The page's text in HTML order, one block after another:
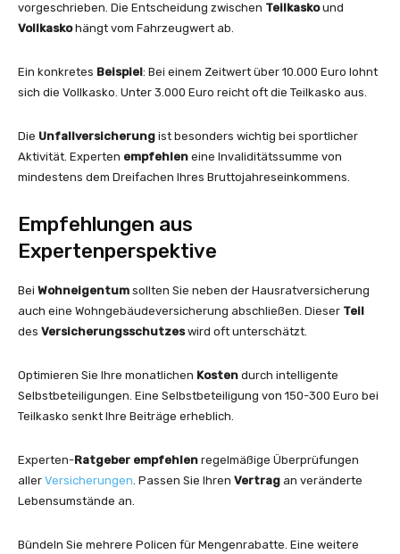
vorgeschrieben. Die Entscheidung zwischen Teilkaskound
Vollkaskohängt vom Fahrzeugwert ab.
Ein konkretes Beispiel: Bei einem Zeitwert über 10.000 Euro lohnt
sich die Vollkasko. Unter 3.000 Euro reicht oft die Teilkasko aus.
Die Unfallversicherung ist besonders wichtig bei sportlicher
Aktivität. Experten empfehlen eine Invaliditätssumme von
mindestens dem Dreifachen Ihres Bruttojahreseinkommens.
Empfehlungen aus
Expertenperspektive
Bei Wohneigentum sollten Sie neben der Hausratversicherung
auch eine Wohngebäudeversicherung abschließen. Dieser Teil
des Versicherungsschutzeswird oft unterschätzt.
Optimieren Sie Ihre monatlichen Kosten durch intelligente
Selbstbeteiligungen. Eine Selbstbeteiligung von 150-300 Euro bei
Teilkasko senkt Ihre Beiträge erheblich.
Experten-Ratgeber empfehlen regelmäßige Überprüfungen
aller Versicherungen. Passen Sie Ihren Vertrag an veränderte
Lebensumstände an.
Bündeln Sie mehrere Policen für Mengenrabatte. Eine weitere